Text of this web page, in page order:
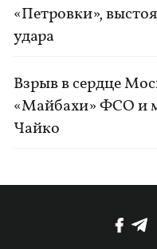
«Петровки»,
удара
Взрыв в сердце
«Майбахи» ФСО и
Чайко